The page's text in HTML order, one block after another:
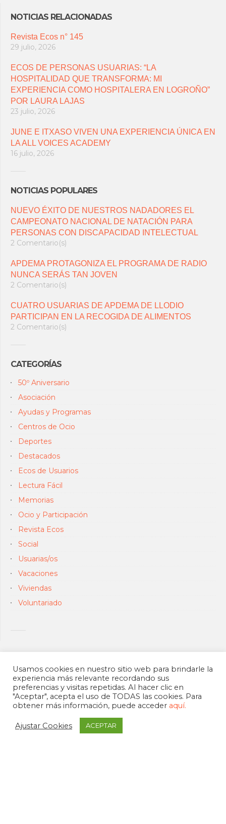
NOTICIAS RELACIONADAS
Revista Ecos n° 145
29 julio, 2026
ECOS DE PERSONAS USUARIAS: “LA
HOSPITALIDAD QUE TRANSFORMA: MI
EXPERIENCIA COMO HOSPITALERA EN LOGROÑO”
POR LAURA LAJAS
23 julio, 2026
JUNE E ITXASO VIVEN UNA EXPERIENCIA ÚNICA EN
LA ALL VOICES ACADEMY
16 julio, 2026
NOTICIAS POPULARES
NUEVO ÉXITO DE NUESTROS NADADORES EL
CAMPEONATO NACIONAL DE NATACIÓN PARA
PERSONAS CON DISCAPACIDAD INTELECTUAL
2 Comentario(s)
APDEMA PROTAGONIZA EL PROGRAMA DE RADIO
NUNCA SERÁS TAN JOVEN
2 Comentario(s)
CUATRO USUARIAS DE APDEMA DE LLODIO
PARTICIPAN EN LA RECOGIDA DE ALIMENTOS
2 Comentario(s)
CATEGORÍAS
50º Aniversario
Asociación
Ayudas y Programas
Centros de Ocio
Deportes
Destacados
Ecos de Usuarios
Lectura Fácil
Memorias
Ocio y Participación
Revista Ecos
Social
Usuarias/os
Vacaciones
Viviendas
Voluntariado
Usamos cookies en nuestro sitio web para brindarle la
experiencia más relevante recordando sus
preferencias y visitas repetidas. Al hacer clic en
"Aceptar", acepta el uso de TODAS las cookies. Para
obtener más información, puede acceder aquí.
Ajustar Cookies ACEPTAR